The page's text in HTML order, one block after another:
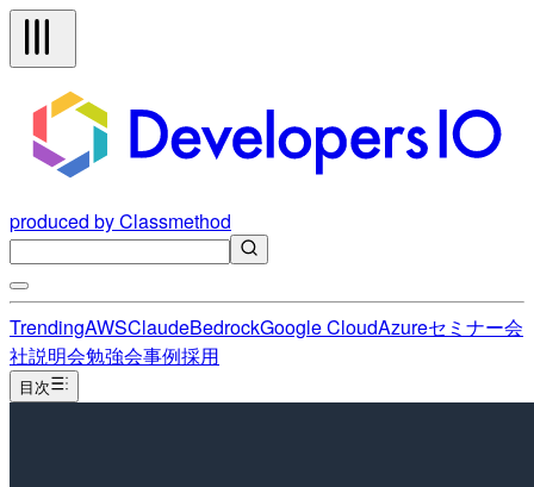
produced by Classmethod
TrendingAWSClaudeBedrockGoogle CloudAzureセミナー会
社説明会勉強会事例採用
目次